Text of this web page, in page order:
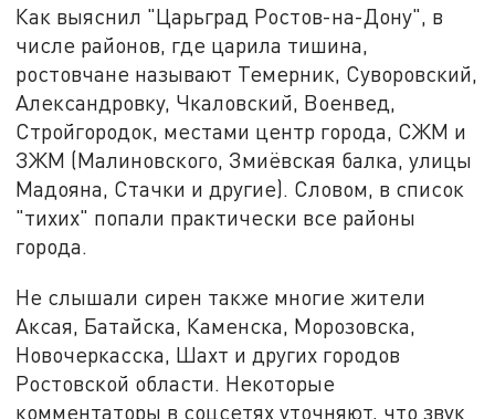
Как выяснил "Царьград Ростов-на-Дону", в
числе районов, где царила тишина,
ростовчане называют Темерник, Суворовский,
Александровку, Чкаловский, Военвед,
Стройгородок, местами центр города, СЖМ и
ЗЖМ (Малиновского, Змиёвская балка, улицы
Мадояна, Стачки и другие). Словом, в список
"тихих" попали практически все районы
города.
Не слышали сирен также многие жители
Аксая, Батайска, Каменска, Морозовска,
Новочеркасска, Шахт и других городов
Ростовской области. Некоторые
комментаторы в соцсетях уточняют, что звук